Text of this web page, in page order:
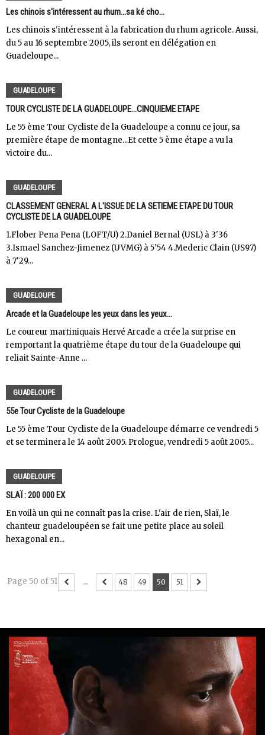
Les chinois s'intéressent au rhum...sa ké cho...
Les chinois s'intéressent à la fabrication du rhum agricole. Aussi,
du 5 au 16 septembre 2005, ils seront en délégation en
Guadeloupe...
GUADELOUPE
TOUR CYCLISTE DE LA GUADELOUPE...CINQUIEME ETAPE
Le 55 ème Tour Cycliste de la Guadeloupe a connu ce jour, sa
première étape de montagne...Et cette 5 ème étape a vu la
victoire du...
GUADELOUPE
CLASSEMENT GENERAL A L'ISSUE DE LA SETIEME ETAPE DU TOUR
CYCLISTE DE LA GUADELOUPE
1.Flober Pena Pena (LOFT/U) 2.Daniel Bernal (USL) à 3'36
3.Ismael Sanchez-Jimenez (UVMG) à 5'54 4.Mederic Clain (US97)
à 7'29...
GUADELOUPE
Arcade et la Guadeloupe les yeux dans les yeux...
Le coureur martiniquais Hervé Arcade a crée la surprise en
remportant la quatrième étape du tour de la Guadeloupe qui
reliait Sainte-Anne ...
GUADELOUPE
55e Tour Cycliste de la Guadeloupe
Le 55 ème Tour Cycliste de la Guadeloupe démarre ce vendredi 5
et se terminera le 14 août 2005. Prologue, vendredi 5 août 2005...
GUADELOUPE
SLAÏ : 200 000 EX
En voilà un qui ne connaît pas la crise. L'air de rien, Slaï, le
chanteur guadeloupéen se fait une petite place au soleil
hexagonal en...
Page 50 of 51 ... 48 49 50 51